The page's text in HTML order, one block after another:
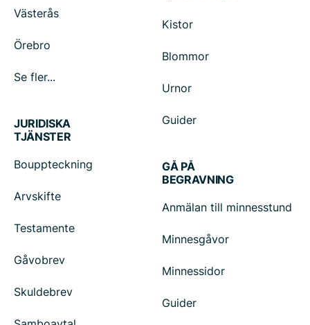
Västerås
Örebro
Se fler...
Kistor
Blommor
Urnor
Guider
JURIDISKA
TJÄNSTER
Bouppteckning
Arvskifte
Testamente
Gåvobrev
Skuldebrev
GÅ PÅ
BEGRAVNING
Anmälan till minnesstund
Minnesgåvor
Minnessidor
Guider